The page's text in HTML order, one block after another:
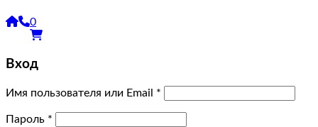
0
Вход
Имя пользователя или Email *
Пароль *